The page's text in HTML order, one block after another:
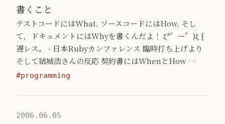
書くこと
テストコードにはWhat, ソースコードにはHow, そし
て，ドキュメントにはWhyを書くんだよ！ ξ*゜ー゜)ξ {
遅レス。 - 日本Rubyカンファレンス 臨時打ち上げより
そして結城浩さんの反応 契約書にはWhenとHow …
#programming
2006.06.05